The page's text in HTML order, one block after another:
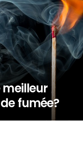
meilleur
fumée?